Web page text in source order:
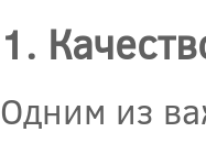
1.
Одним из